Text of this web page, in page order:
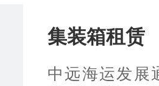
集装箱租赁
中远海运发展